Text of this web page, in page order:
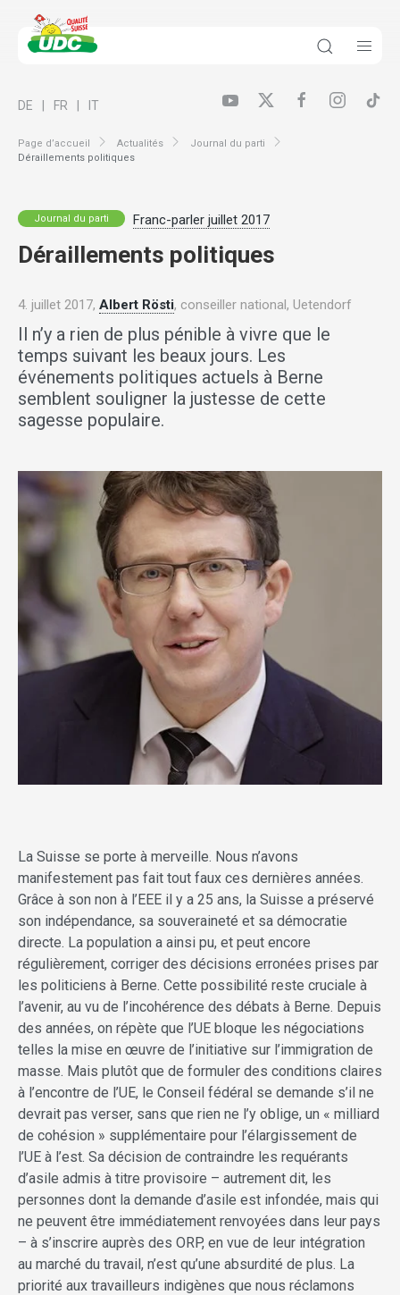
Page d’accueil Actualités
Journal du parti
Déraillements politiques
DE FR IT
Journal du parti Franc-parler juillet 2017
Déraillements politiques
4. juillet 2017, Albert Rösti, conseiller national, Uetendorf
Il n’y a rien de plus pénible à vivre que le
temps suivant les beaux jours. Les
événements politiques actuels à Berne
semblent souligner la justesse de cette
sagesse populaire.
La Suisse se porte à merveille. Nous n’avons
manifestement pas fait tout faux ces dernières années.
Grâce à son non à l’EEE il y a 25 ans, la Suisse a préservé
son indépendance, sa souveraineté et sa démocratie
directe. La population a ainsi pu, et peut encore
régulièrement, corriger des décisions erronées prises par
les politiciens à Berne. Cette possibilité reste cruciale à
l’avenir, au vu de l’incohérence des débats à Berne. Depuis
des années, on répète que l’UE bloque les négociations
telles la mise en œuvre de l’initiative sur l’immigration de
masse. Mais plutôt que de formuler des conditions claires
à l’encontre de l’UE, le Conseil fédéral se demande s’il ne
devrait pas verser, sans que rien ne l’y oblige, un « milliard
de cohésion » supplémentaire pour l’élargissement de
l’UE à l’est. Sa décision de contraindre les requérants
d’asile admis à titre provisoire – autrement dit, les
personnes dont la demande d’asile est infondée, mais qui
ne peuvent être immédiatement renvoyées dans leur pays
– à s’inscrire auprès des ORP, en vue de leur intégration
au marché du travail, n’est qu’une absurdité de plus. La
priorité aux travailleurs indigènes que nous réclamons